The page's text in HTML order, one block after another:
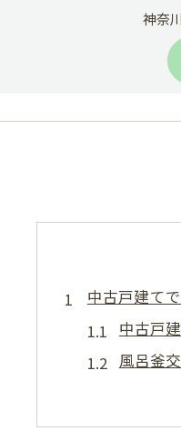
神奈
中古戸建て
中古戸
風呂釜
水回り
中古住